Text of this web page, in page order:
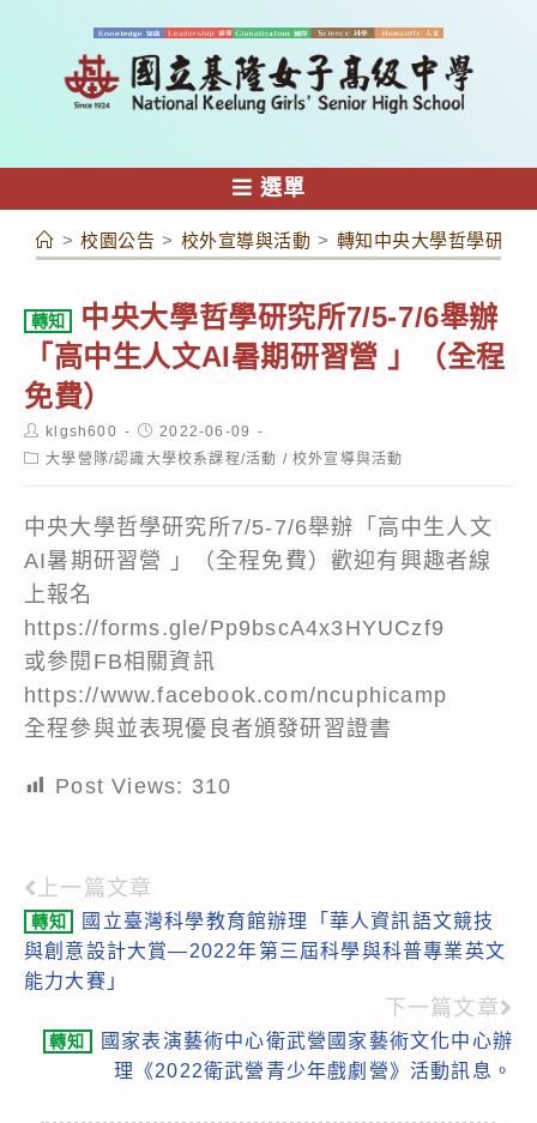
容
選單
> 校園公告 > 校外宣導與活動 > 轉知中央大學哲學研究
轉知
中央大學哲學研究所7/5-7/6舉辦
「高中生人文AI暑期研習營 」（全程
免費）
Post
author:
klgsh600
Post
published:
2022-06-09
Post大學營隊/認識大學校系課程/活動 / 校外宣導與活動
中央大學哲學研究所7/5-7/6舉辦「高中生人文
AI暑期研習營 」（全程免費）歡迎有興趣者線
上報名
https://forms.gle/Pp9bscA4x3HYUCzf9
或參閱FB相關資訊
https://www.facebook.com/ncuphicamp
全程參與並表現優良者頒發研習證書
Post Views: 310
Read
more
articles
上一篇文章
轉知
國立臺灣科學教育館辦理「華人資訊語文競技
與創意設計大賞―2022年第三屆科學與科普專業英文
能力大賽」
下一篇文章
轉知
國家表演藝術中心衛武營國家藝術文化中心辦
理《2022衛武營青少年戲劇營》活動訊息。